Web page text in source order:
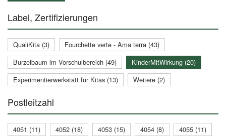
Label, Zertifizierungen
QualiKita (3)
Fourchette verte - Ama terra (43)
Burzelbaum im Vorschulbereich (49)
KinderMitWirkung (20)
Experimentierwerkstatt für Kitas (13)
Weitere (2)
Postleitzahl
4051 (11) 4052 (18) 4053 (15) 4054 (8)
4055 (11)